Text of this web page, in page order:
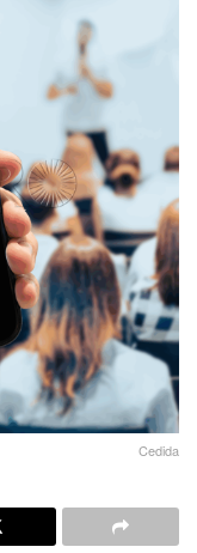
Cedida